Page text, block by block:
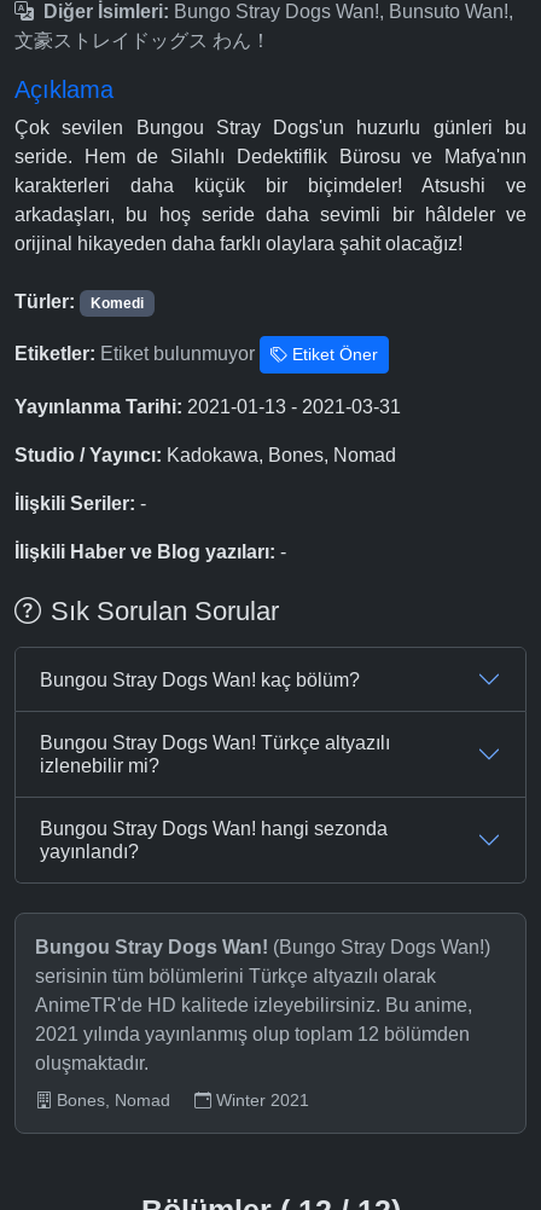
Diğer İsimleri: Bungo Stray Dogs Wan!, Bunsuto Wan!,
文豪ストレイドッグス わん！
Açıklama
Çok sevilen Bungou Stray Dogs'un huzurlu günleri bu
seride. Hem de Silahlı Dedektiflik Bürosu ve Mafya'nın
karakterleri daha küçük bir biçimdeler! Atsushi ve
arkadaşları, bu hoş seride daha sevimli bir hâldeler ve
orijinal hikayeden daha farklı olaylara şahit olacağız!
Türler: Komedi
Etiketler: Etiket bulunmuyor Etiket Öner
Yayınlanma Tarihi: 2021-01-13 - 2021-03-31
Studio / Yayıncı: Kadokawa, Bones, Nomad
İlişkili Seriler: -
İlişkili Haber ve Blog yazıları: -
Sık Sorulan Sorular
Bungou Stray Dogs Wan! kaç bölüm?
Bungou Stray Dogs Wan! Türkçe altyazılı
izlenebilir mi?
Bungou Stray Dogs Wan! hangi sezonda
yayınlandı?
Bungou Stray Dogs Wan! (Bungo Stray Dogs Wan!)
serisinin tüm bölümlerini Türkçe altyazılı olarak
AnimeTR'de HD kalitede izleyebilirsiniz. Bu anime,
2021 yılında yayınlanmış olup toplam 12 bölümden
oluşmaktadır.
Bones, Nomad Winter 2021